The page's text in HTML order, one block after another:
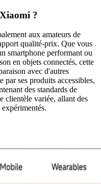
?
aux amateurs de
qualité-prix. Que vous
smartphone performant ou
en objets connectés, cette
avec d'autres
ses produits accessibles,
des standards de
clientèle variée, allant des